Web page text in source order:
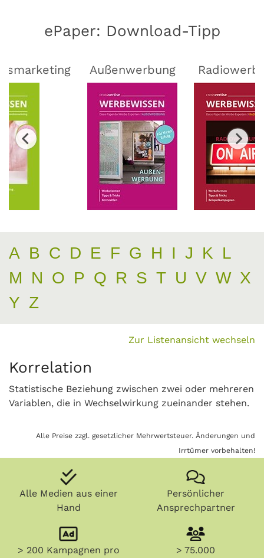
ePaper: Download-Tipp
Außenwerbung
A B C D E F G H I J K L
M
N O P Q R S T U V W X
Y Z
Zur Listenansicht wechseln
Korrelation
Statistische Beziehung zwischen zwei oder mehreren
Variablen, die in Wechselwirkung zueinander stehen.
Alle Preise zzgl. gesetzlicher Mehrwertsteuer. Änderungen und
Irrtümer vorbehalten!
Alle Medien aus einer
Hand
Persönlicher
Ansprechpartner
> 200 Kampagnen pro
> 75.000